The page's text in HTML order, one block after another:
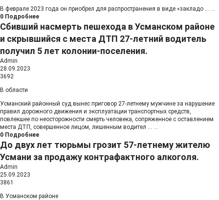
В феврале 2023 года он приобрел для распространения в виде «закладо ... ...
0 Подробнее
Сбивший насмерть пешехода в Усманском районе
и скрывшийся с места ДТП 27-летний водитель
получил 5 лет колонии-поселения.
Admin
28.09.2023
3692
В области
Усманский районный суд вынес приговор 27-летнему мужчине за нарушение
правил дорожного движения и эксплуатации транспортных средств,
повлекшее по неосторожности смерть человека, сопряженное с оставлением
места ДТП, совершенное лицом, лишенным водител ... ...
0 Подробнее
До двух лет тюрьмы грозит 57-летнему жителю
Усмани за продажу контрафактного алкоголя.
Admin
25.09.2023
3861
В Усманском районе